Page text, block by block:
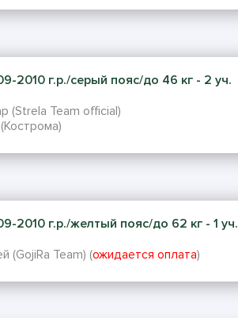
2010 г.р./серый пояс/до 46 кг - 2 уч.
(Strela Team official)
2010 г.р./желтый пояс/до 62 кг - 1 уч.
(GojiRa Team) (ожидается оплата)